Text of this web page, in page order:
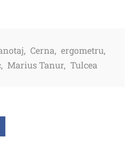
, Cerna, ergometru,
, Marius Tanur, Tulcea